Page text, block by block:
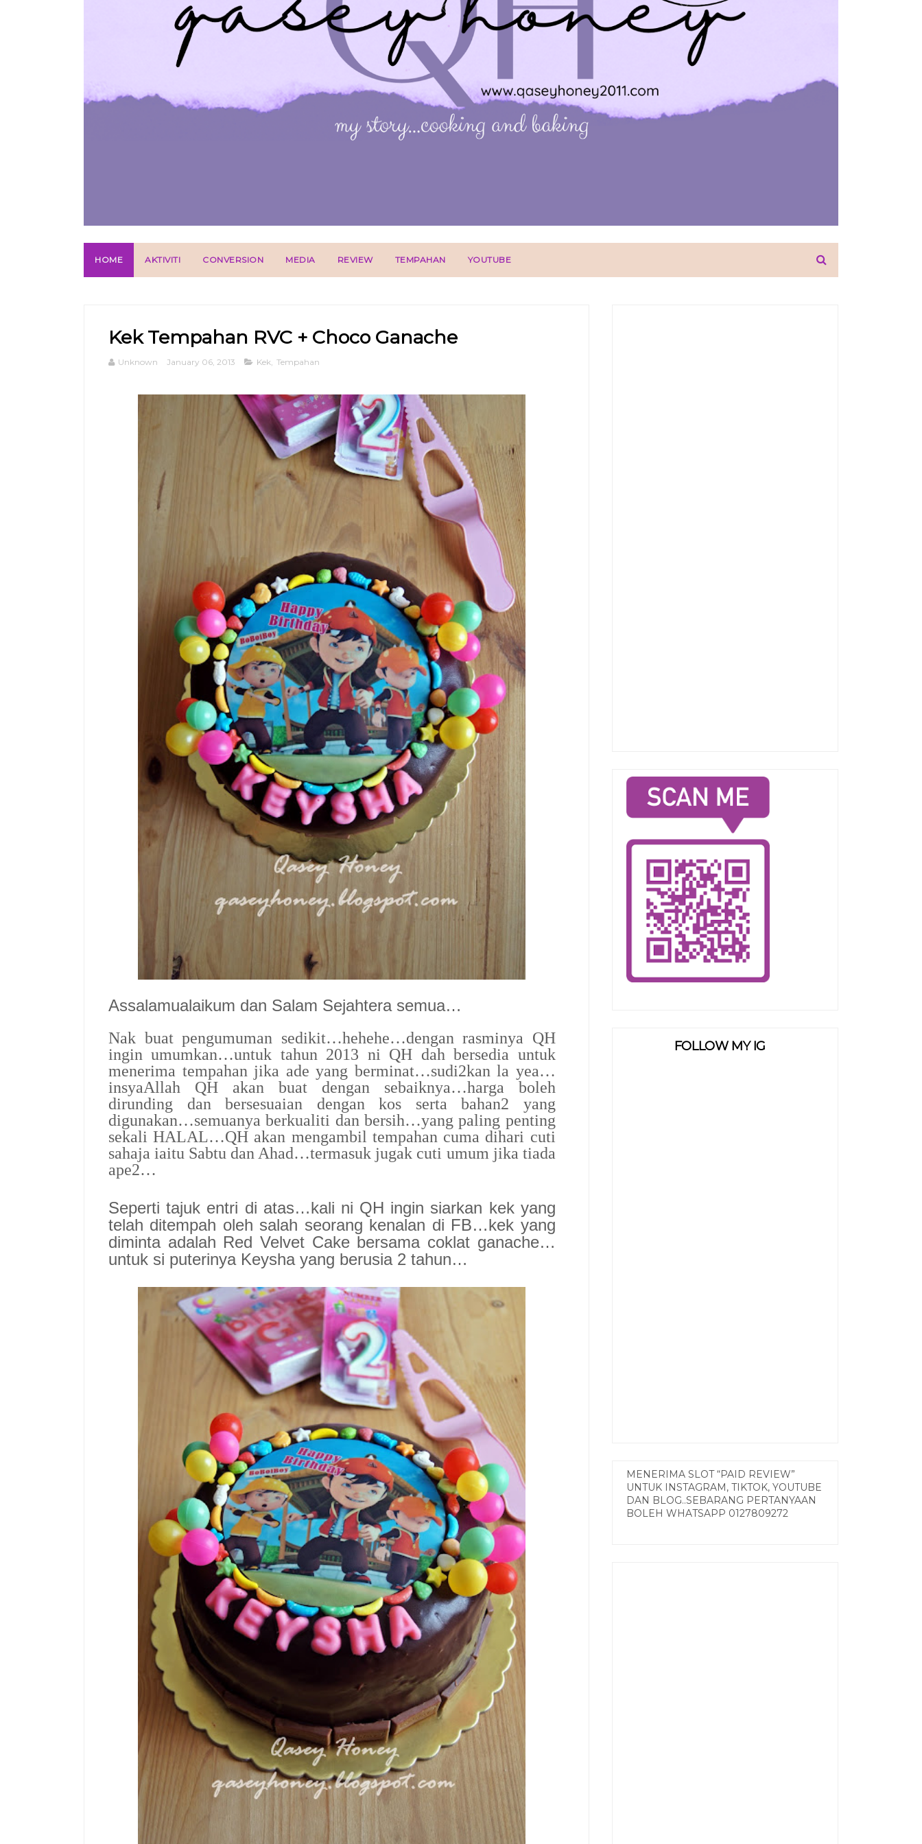
HOME AKTIVITI CONVERSION MEDIA REVIEW TEMPAHAN YOUTUBE
Kek Tempahan RVC + Choco Ganache
Unknown January 06, 2013 Kek Tempahan
Assalamualaikum dan Salam Sejahtera semua…
Nak buat pengumuman sedikit…hehehe…dengan rasminya QH
ingin umumkan…untuk tahun 2013 ni QH dah bersedia untuk
menerima tempahan jika ade yang berminat…sudi2kan la yea…
insyaAllah QH akan buat dengan sebaiknya…harga boleh
dirunding dan bersesuaian dengan kos serta bahan2 yang
digunakan…semuanya berkualiti dan bersih…yang paling penting
sekali HALAL…QH akan mengambil tempahan cuma dihari cuti
sahaja iaitu Sabtu dan Ahad…termasuk jugak cuti umum jika tiada
ape2…
Seperti tajuk entri di atas…kali ni QH ingin siarkan kek yang
telah ditempah oleh salah seorang kenalan di FB…kek yang
diminta adalah Red Velvet Cake bersama coklat ganache…
untuk si puterinya Keysha yang berusia 2 tahun…
FOLLOW MY IG
MENERIMA SLOT “PAID REVIEW”
UNTUK INSTAGRAM, TIKTOK, YOUTUBE
DAN BLOG..SEBARANG PERTANYAAN
BOLEH WHATSAPP 0127809272